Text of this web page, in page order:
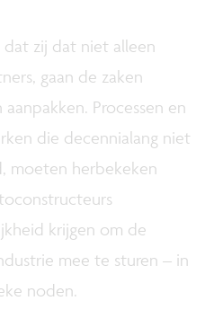
zij dat niet alleen
gaan de zaken
Processen en
die decennialang niet
moeten herbekeken
krijgen om de
mee te sturen – in
noden.